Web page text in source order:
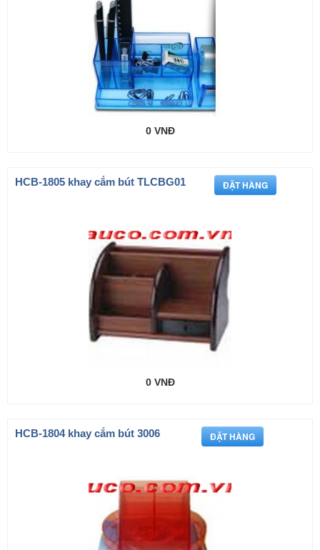
0 VNĐ
HCB-1805 khay cắm bút TLCBG01
0 VNĐ
HCB-1804 khay cắm bút 3006